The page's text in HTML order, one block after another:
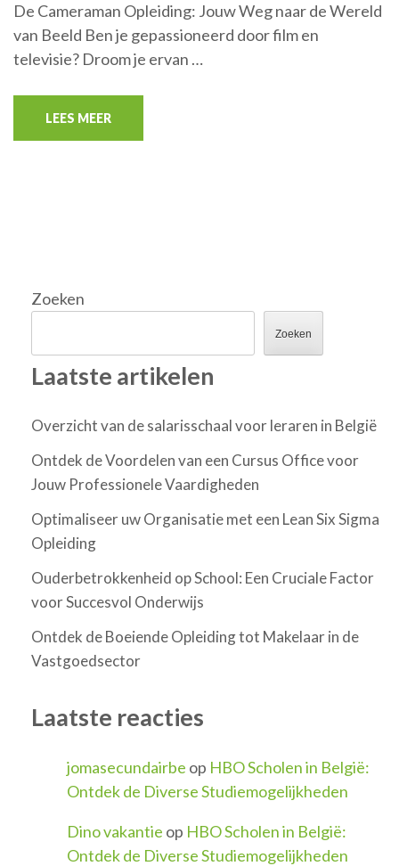
De Cameraman Opleiding: Jouw Weg naar de Wereld
van Beeld Ben je gepassioneerd door film en
televisie? Droom je ervan …
LEES MEER
Zoeken
Zoeken
Laatste artikelen
Overzicht van de salarisschaal voor leraren in België
Ontdek de Voordelen van een Cursus Office voor
Jouw Professionele Vaardigheden
Optimaliseer uw Organisatie met een Lean Six Sigma
Opleiding
Ouderbetrokkenheid op School: Een Cruciale Factor
voor Succesvol Onderwijs
Ontdek de Boeiende Opleiding tot Makelaar in de
Vastgoedsector
Laatste reacties
jomasecundairbe op HBO Scholen in België:
Ontdek de Diverse Studiemogelijkheden
Dino vakantie op HBO Scholen in België:
Ontdek de Diverse Studiemogelijkheden